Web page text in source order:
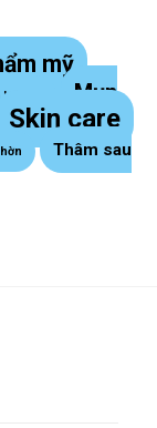
mỹ
hoá da
Mụn
Skin care
Thâm sau